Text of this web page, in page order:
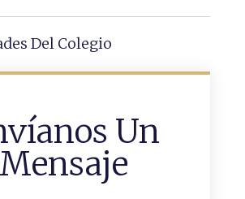
Del Colegio
Un
Mensaje